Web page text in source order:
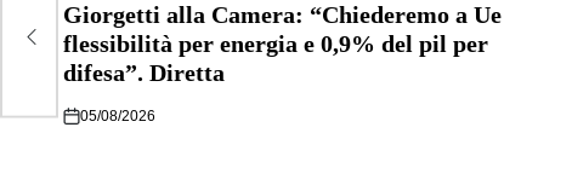
Giorgetti alla Camera: “Chiederemo a Ue
flessibilità per energia e 0,9% del pil per
difesa”. Diretta
05/08/2026